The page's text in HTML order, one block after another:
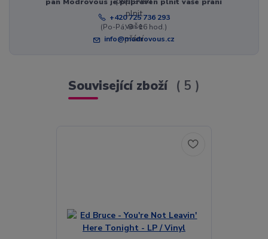
+420 725 736 293
(Po-Pá, 8 - 16 hod.)
info@modrovous.cz
Související zboží 5